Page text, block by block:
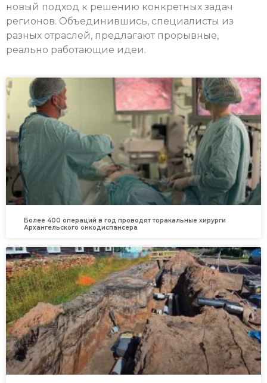
новый подход к решению конкретных задач
регионов. Объединившись, специалисты из
разных отраслей, предлагают прорывные,
реально работающие идеи.
Более 400 операций в год проводят торакальные хирурги
Архангельского онкодиспансера